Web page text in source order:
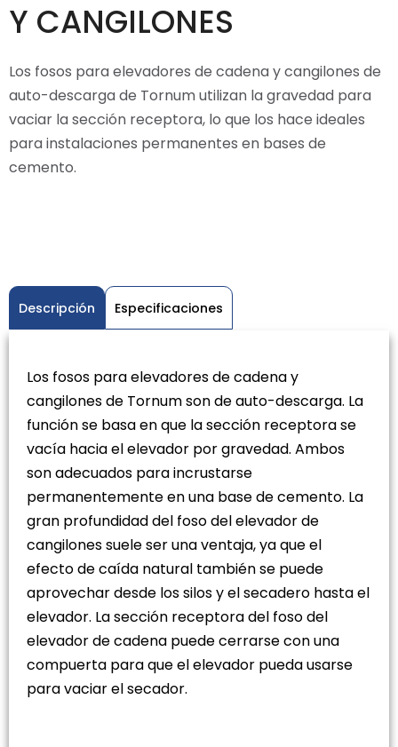
Y CANGILONES
Los fosos para elevadores de cadena y cangilones de
auto-descarga de Tornum utilizan la gravedad para
vaciar la sección receptora, lo que los hace ideales
para instalaciones permanentes en bases de
cemento.
Descripción Especificaciones
Los fosos para elevadores de cadena y
cangilones de Tornum son de auto-descarga. La
función se basa en que la sección receptora se
vacía hacia el elevador por gravedad. Ambos
son adecuados para incrustarse
permanentemente en una base de cemento. La
gran profundidad del foso del elevador de
cangilones suele ser una ventaja, ya que el
efecto de caída natural también se puede
aprovechar desde los silos y el secadero hasta el
elevador. La sección receptora del foso del
elevador de cadena puede cerrarse con una
compuerta para que el elevador pueda usarse
para vaciar el secador.